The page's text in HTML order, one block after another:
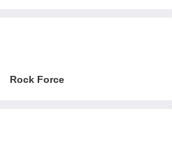
Rock Force